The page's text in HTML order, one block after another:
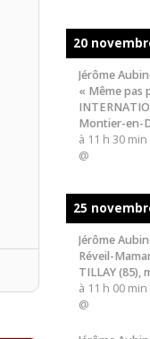
20
Jérôme
« Même pas
Montier-en-
à 11 h 30 min
@
25
Jérôme
Réveil-
TILLAY (85),
à 11 h 00 min
@